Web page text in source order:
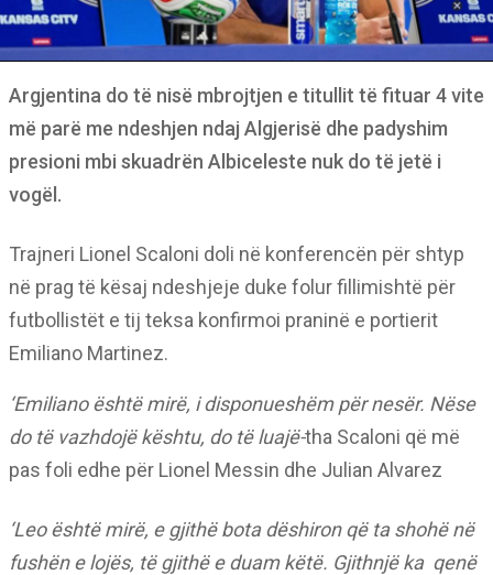
Argjentina do të nisë mbrojtjen e titullit të fituar 4 vite
më parë me ndeshjen ndaj Algjerisë dhe padyshim
presioni mbi skuadrën Albiceleste nuk do të jetë i
vogël.
Trajneri Lionel Scaloni doli në konferencën për shtyp
në prag të kësaj ndeshjeje duke folur fillimishtë për
futbollistët e tij teksa konfirmoi praninë e portierit
Emiliano Martinez.
‘Emiliano është mirë, i disponueshëm për nesër. Nëse
do të vazhdojë kështu, do të luajë-tha Scaloni që më
pas foli edhe për Lionel Messin dhe Julian Alvarez
‘Leo është mirë, e gjithë bota dëshiron që ta shohë në
fushën e lojës, të gjithë e duam këtë. Gjithnjë ka qenë